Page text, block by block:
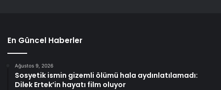
En Güncel Haberler
Ağustos 9, 2026
Sosyetik ismin gizemli ölümü hala aydınlatılamadı:
Dilek Ertek’in hayatı film oluyor